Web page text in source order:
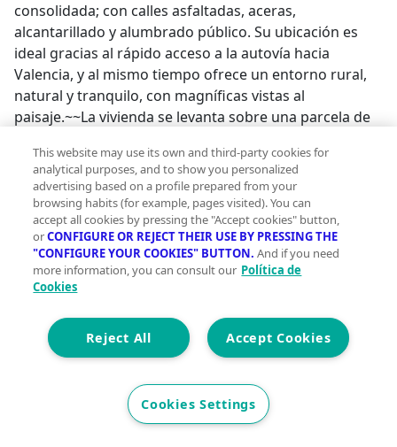
consolidada; con calles asfaltadas, aceras,
alcantarillado y alumbrado público. Su ubicación es
ideal gracias al rápido acceso a la autovía hacia
Valencia, y al mismo tiempo ofrece un entorno rural,
natural y tranquilo, con magníficas vistas al
paisaje.~~La vivienda se levanta sobre una parcela de
358 m2 distribuidos en tres plantas:~~Planta principal:
un luminoso y espacioso salón comedor, una gran
cocina independiente y un dormitorio de generosas
dimensiones.~~Planta baja: un espacio perfecto como
sala de juegos y otra estancia diseñada originalmente
como bodega.~~Planta superior: actualmente sin
finalizar, pero ya con aislamiento de alta calidad y
planta ofrece la posibilidad de distribuir hasta 4
dormitorios y 2 baños adicionales, convirtiéndose en
tus necesidades.~~En el exterior, la propiedad dispone
de paellero para disfrutar de reuniones con familia y
This website may use its own and third-party cookies for
analytical purposes, and to show you personalized
advertising based on a profile prepared from your
browsing habits (for example, pages visited). You can
accept all cookies by pressing the "Accept cookies" button,
orCONFIGURE OR REJECT THEIR USE BY PRESSING THE
"CONFIGURE YOUR COOKIES" BUTTON. And if you need
more information, you can consult our Política de
Cookies
Accept Cookies
Reject All
Cookies Settings